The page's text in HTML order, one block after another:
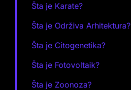
Šta je Karate?
Šta je Održiva Arhitektura?
Šta je Citogenetika?
Šta je Fotovoltaik?
Šta je Zoonoza?